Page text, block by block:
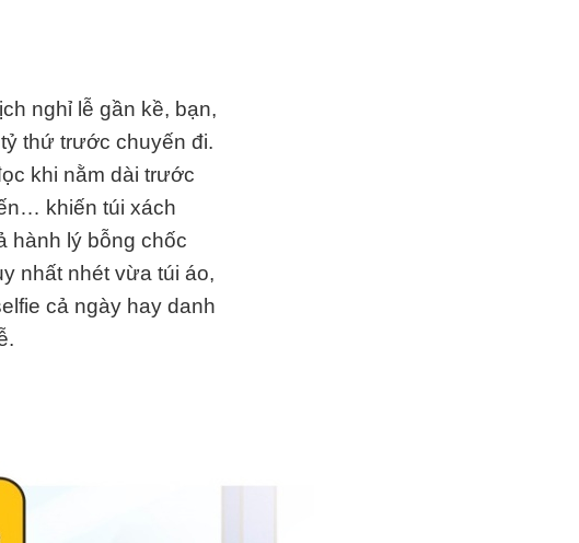
nghỉ lễ gần kề, bạn,
thứ trước chuyến đi.
khi nằm dài trước
khiến túi xách
hành lý bỗng chốc
nhất nhét vừa túi áo,
cả ngày hay danh